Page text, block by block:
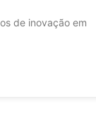
de inovação em